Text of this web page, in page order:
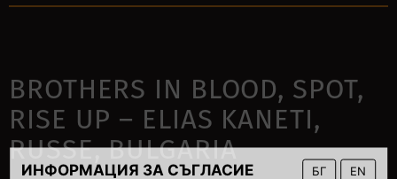
ИНФОРМАЦИЯ ЗА СЪГЛАСИЕ БГ EN
BROTHERS IN BLOOD, SPOT,
RISE UP – ELIAS KANETI,
RUSSE, BULGARIA